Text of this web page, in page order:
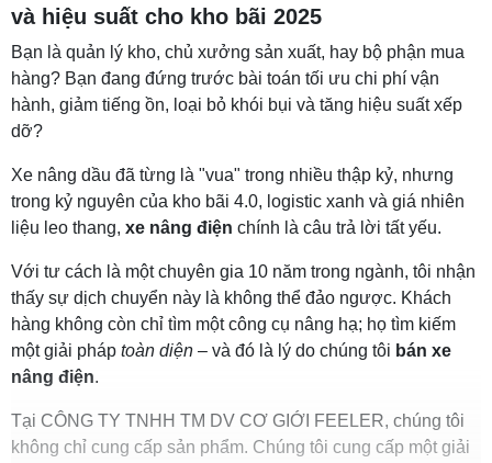
và hiệu suất cho kho bãi 2025
Bạn là quản lý kho, chủ xưởng sản xuất, hay bộ phận mua
hàng? Bạn đang đứng trước bài toán tối ưu chi phí vận
hành, giảm tiếng ồn, loại bỏ khói bụi và tăng hiệu suất xếp
dỡ?
Xe nâng dầu đã từng là "vua" trong nhiều thập kỷ, nhưng
trong kỷ nguyên của kho bãi 4.0, logistic xanh và giá nhiên
liệu leo thang, xe nâng điện chính là câu trả lời tất yếu.
Với tư cách là một chuyên gia 10 năm trong ngành, tôi nhận
thấy sự dịch chuyển này là không thể đảo ngược. Khách
hàng không còn chỉ tìm một công cụ nâng hạ; họ tìm kiếm
một giải pháp toàn diện – và đó là lý do chúng tôi bán xe
nâng điện.
Tại CÔNG TY TNHH TM DV CƠ GIỚI FEELER, chúng tôi
không chỉ cung cấp sản phẩm. Chúng tôi cung cấp một giải